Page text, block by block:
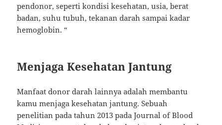
pendonor, seperti kondisi kesehatan, usia, berat
badan, suhu tubuh, tekanan darah sampai kadar
hemoglobin. “
Menjaga Kesehatan Jantung
Manfaat donor darah lainnya adalah membantu
kamu menjaga kesehatan jantung. Sebuah
penelitian pada tahun 2013 pada Journal of Blood